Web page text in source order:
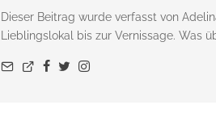
Dieser Beitrag wurde verfasst von
Lieblingslokal bis zur Vernissage. Was